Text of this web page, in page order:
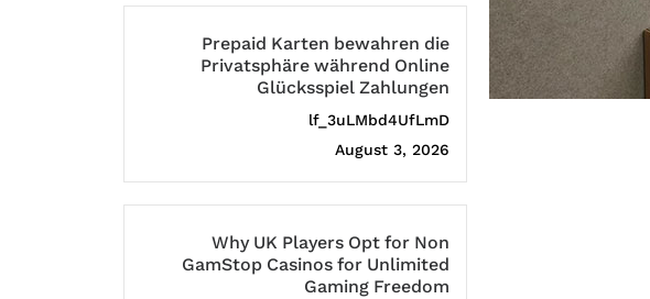
Prepaid Karten bewahren die
Privatsphäre während Online
Glücksspiel Zahlungen
lf_3uLMbd4UfLmD
August 3, 2026
Why UK Players Opt for Non
GamStop Casinos for Unlimited
Gaming Freedom